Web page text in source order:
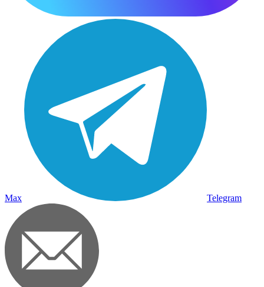
Max Telegram